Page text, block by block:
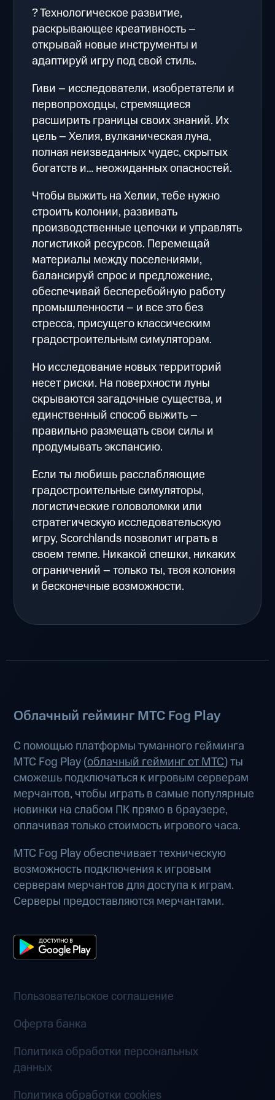
? Технологическое развитие,
раскрывающее креативность –
открывай новые инструменты и
адаптируй игру под свой стиль.
Гиви – исследователи, изобретатели и
первопроходцы, стремящиеся
расширить границы своих знаний. Их
цель – Хелия, вулканическая луна,
полная неизведанных чудес, скрытых
богатств и… неожиданных опасностей.
Чтобы выжить на Хелии, тебе нужно
строить колонии, развивать
производственные цепочки и управлять
логистикой ресурсов. Перемещай
материалы между поселениями,
балансируй спрос и предложение,
обеспечивай бесперебойную работу
промышленности – и все это без
стресса, присущего классическим
градостроительным симуляторам.
Но исследование новых территорий
несет риски. На поверхности луны
скрываются загадочные существа, и
единственный способ выжить –
правильно размещать свои силы и
продумывать экспансию.
Если ты любишь расслабляющие
градостроительные симуляторы,
логистические головоломки или
стратегическую исследовательскую
игру, Scorchlands позволит играть в
своем темпе. Никакой спешки, никаких
ограничений – только ты, твоя колония
и бесконечные возможности.
Облачный гейминг МТС Fog Play
С помощью платформы туманного гейминга
МТС Fog Play (облачный гейминг от МТС) ты
сможешь подключаться к игровым серверам
мерчантов, чтобы играть в самые популярные
новинки на слабом ПК прямо в браузере,
оплачивая только стоимость игрового часа.
МТС Fog Play обеспечивает техническую
возможность подключения к игровым
серверам мерчантов для доступа к играм.
Серверы предоставляются мерчантами.
Пользовательское соглашение
Оферта банка
Политика обработки персональных
данных
Политика обработки cookies